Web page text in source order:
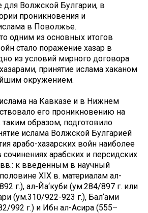
для Волжской Булгарии, в
проникновения и
в Поволжье.
одним из основных итогов
стало поражение хазар в
из условий мирного договора
принятие ислама хаканом
окружением.
на Кавказе и в Нижнем
его проникновению на
образом, подготовило
ислама Волжской Булгарией
арабо-хазарских войн наиболее
арабских и персидских
к введенным в научный
XIX в. материалам ал-
г.), ал-Йа‘куби (ум.284/897 г. или
(ум.310/922-923 г.), Бал‘ами
992 г.) и Ибн ал-Асира (555–